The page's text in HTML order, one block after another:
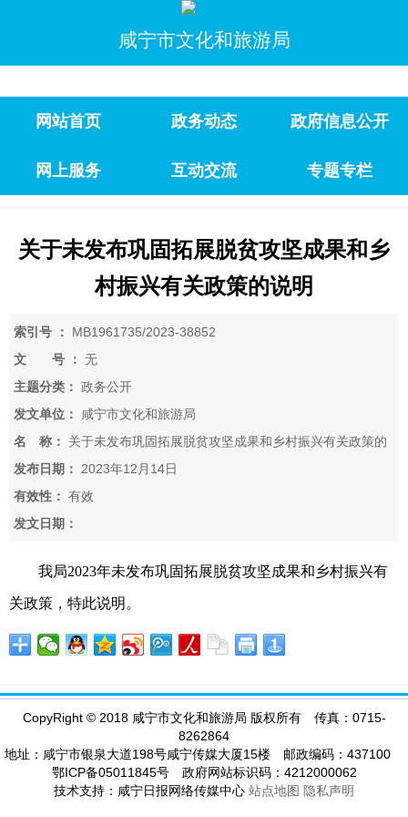
咸宁市文化和旅游局
网站首页 政务动态 政府信息公开
网上服务 互动交流 专题专栏
关于未发布巩固拓展脱贫攻坚成果和乡
村振兴有关政策的说明
索引号 ：
MB1961735/2023-38852
文 号 ： 无
主题分类： 政务公开
发文单位：
咸宁市文化和旅游局
名 称：
关于未发布巩固拓展脱贫攻坚成果和乡村振兴有关政策的
说明
发布日期：
2023年12月14日
有效性： 有效
发文日期：
我局2023年未发布巩固拓展脱贫攻坚成果和乡村振兴有
关政策，特此说明。
CopyRight ©2018 咸宁市文化和旅游局 版权所有 传真：0715-
8262864
地址：咸宁市银泉大道198号咸宁传媒大厦15楼 邮政编码：437100
鄂ICP备05011845号 政府网站标识码：4212000062
技术支持：咸宁日报网络传媒中心 站点地图 隐私声明